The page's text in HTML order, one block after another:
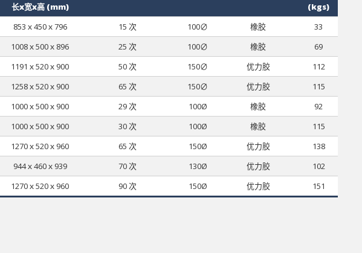
长x宽x高 (mm)
(kgs)
853ｘ450ｘ796 15 次 100∅ 橡胶
33
1008ｘ500ｘ896 25 次 100∅ 橡胶
69
1191ｘ520ｘ900 50 次 150∅ 优力胶
112
1258ｘ520ｘ900 65 次 150∅ 优力胶
115
1000ｘ500ｘ900 29 次 100Ø 橡胶
92
1000ｘ500ｘ900 30 次 100Ø 橡胶
115
1270ｘ520ｘ960 65 次 150Ø 优力胶
138
944ｘ460ｘ939 70 次 130Ø 优力胶
102
1270ｘ520ｘ960 90 次 150Ø 优力胶 151